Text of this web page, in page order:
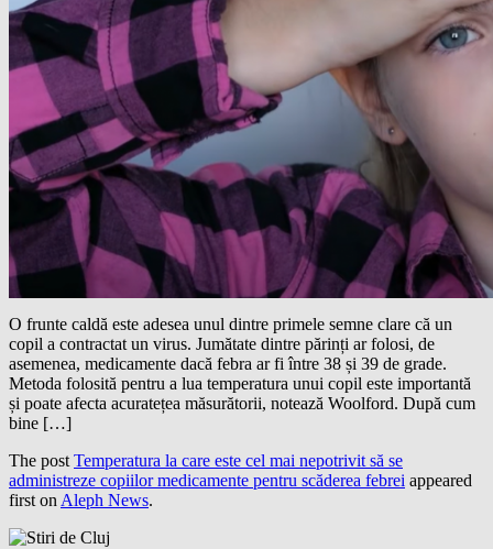
O frunte caldă este adesea unul dintre primele semne clare că un
copil a contractat un virus. Jumătate dintre părinți ar folosi, de
asemenea, medicamente dacă febra ar fi între 38 și 39 de grade.
Metoda folosită pentru a lua temperatura unui copil este importantă
și poate afecta acuratețea măsurătorii, notează Woolford. După cum
bine […]
The post Temperatura la care este cel mai nepotrivit să se
administreze copiilor medicamente pentru scăderea febrei appeared
first on Aleph News.